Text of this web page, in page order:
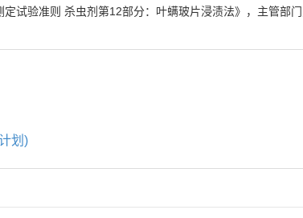
试验准则 杀虫剂第12部分：叶螨玻片浸渍法》，主管部
划)